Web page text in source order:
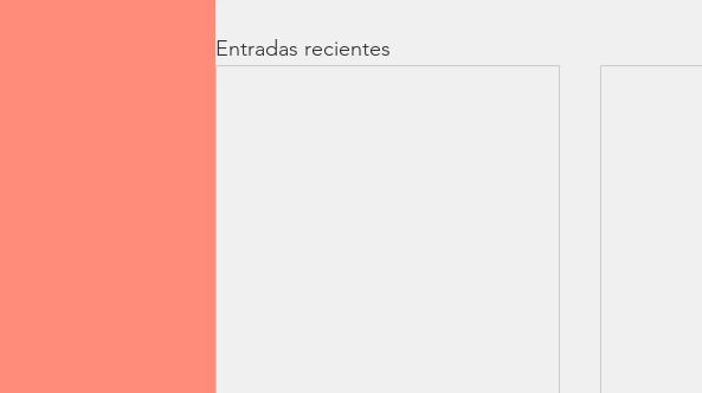
Entradas recientes